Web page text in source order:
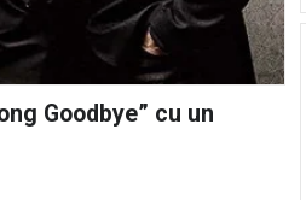
Goodbye” cu un